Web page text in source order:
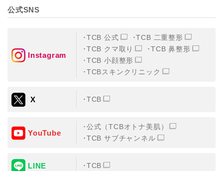
公式SNS
Instagram
TCB 公式
TCB 二重整形
TCB クマ取り
TCB 鼻整形
TCB 小顔整形
TCBスキンクリニック
X TCB
YouTube
公式（TCBオトナ美肌）
TCB サブチャンネル
LINE TCB